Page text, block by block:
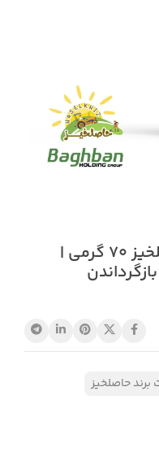
کود کلات آهن پودری حاصلخیز 70 گرمی |
حاصلخیز